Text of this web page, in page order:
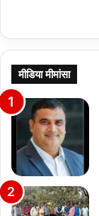
मीडिया मीमांसा